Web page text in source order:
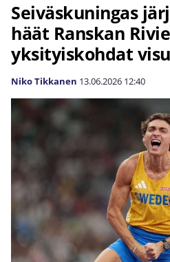
Seiväskuningas
häät Ranskan
yksityiskohdat
Niko Tikkanen 13.06.2026 12:40